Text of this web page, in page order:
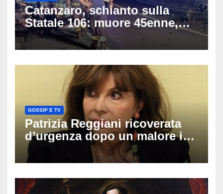
Catanzaro, schianto sulla
Statale 106: muore 45enne,
coinvolti un’auto, un suv e
una moto
GOSSIP E TV
Patrizia Reggiani ricoverata
d’urgenza dopo un malore in
vacanza: come sta oggi l’ex
Lady Gucci